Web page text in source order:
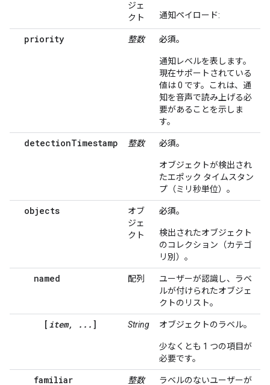
ジェ
クト
通知ペイロード:
priority 整数 必須。
通知レベルを表します。
現在サポートされている
値は 0 です。これは、通
知を音声で読み上げる必
要があることを示しま
す。
detectionTimestamp 整数 必須。
オブジェクトが検出され
たエポック タイムスタン
プ（ミリ秒単位）。
objects
オブ
ジェ
クト
必須。
検出されたオブジェクト
のコレクション（カテゴ
リ別）。
named 配列
ユーザーが認識し、ラベ
ルが付けられたオブジェ
クトのリスト。
[ item, ... ] String オブジェクトのラベル。
少なくとも 1 つの項目が
必要です。
familiar 整数 ラベルのないユーザーが